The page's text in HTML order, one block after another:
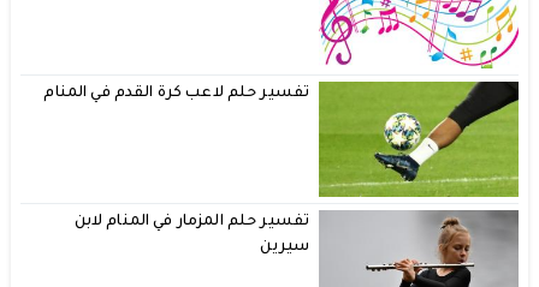
تفسير حلم لاعب كرة القدم في المنام
تفسير حلم المزمار في المنام لابن
سيرين